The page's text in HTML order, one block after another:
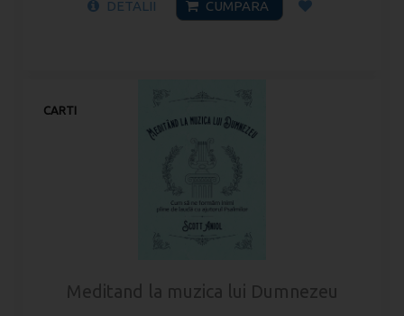
DETALII CUMPARA
CARTI
Meditand la muzica lui Dumnezeu